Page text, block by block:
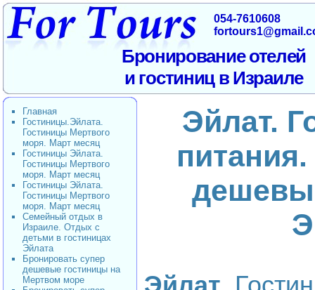
054-7610608
Бронирование отелей
и гостиниц в Израиле
Главная
Гостиницы.Эйлата.
Гостиницы Мертвого
моря. Март месяц
Гостиницы Эйлата.
Гостиницы Мертвого
моря. Март месяц
Гостиницы Эйлата.
Гостиницы Мертвого
моря. Март месяц
Семейный отдых в
Израиле. Отдых с
детьми в гостиницах
Эйлата
Бронировать супер
дешевые гостиницы на
Мертвом море
Эйлат.